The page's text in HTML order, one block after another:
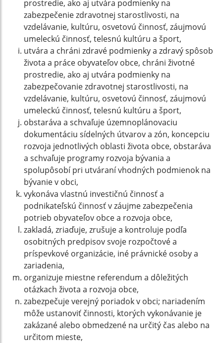
prostredie, ako aj utvára podmienky na
zabezpečenie zdravotnej starostlivosti, na
vzdelávanie, kultúru, osvetovú činnosť, záujmovú
umeleckú činnosť, telesnú kultúru a šport,
utvára a chráni zdravé podmienky a zdravý spôsob
života a práce obyvateľov obce, chráni životné
prostredie, ako aj utvára podmienky na
zabezpečovanie zdravotnej starostlivosti, na
vzdelávanie, kultúru, osvetovú činnosť, záujmovú
umeleckú činnosť, telesnú kultúru a šport,
obstaráva a schvaľuje územnoplánovaciu
dokumentáciu sídelných útvarov a zón, koncepciu
rozvoja jednotlivých oblasti života obce, obstaráva
a schvaľuje programy rozvoja bývania a
spolupôsobí pri utváraní vhodných podmienok na
bývanie v obci,
vykonáva vlastnú investičnú činnosť a
podnikateľskú činnosť v záujme zabezpečenia
potrieb obyvateľov obce a rozvoja obce,
zakladá, zriaďuje, zrušuje a kontroluje podľa
osobitných predpisov svoje rozpočtové a
príspevkové organizácie, iné právnické osoby a
zariadenia,
organizuje miestne referendum a dôležitých
otázkach života a rozvoja obce,
zabezpečuje verejný poriadok v obci; nariadením
môže ustanoviť činnosti, ktorých vykonávanie je
zakázané alebo obmedzené na určitý čas alebo na
určitom mieste,